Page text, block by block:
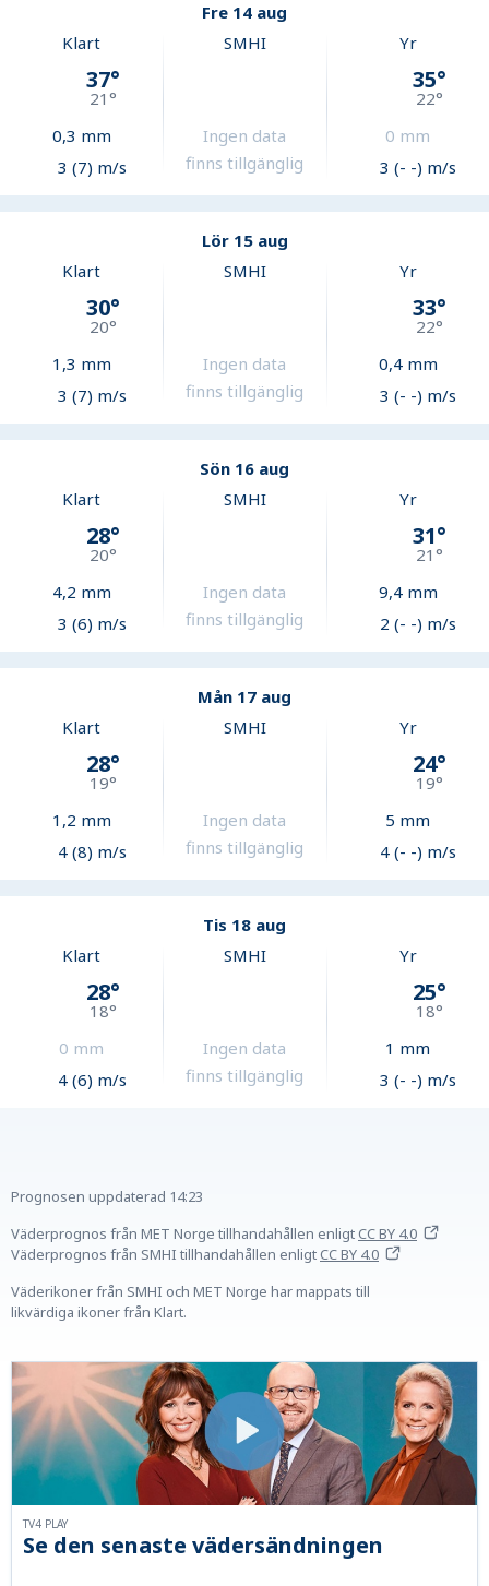
Fre 14 aug
Klart
37°
21°
0,3 mm
3 (7) m/s
SMHI
Ingen data
finns tillgänglig
Yr
35°
22°
0 mm
3 (- -) m/s
Lör 15 aug
Klart
30°
20°
1,3 mm
3 (7) m/s
SMHI
Ingen data
finns tillgänglig
Yr
33°
22°
0,4mm
3 (- -) m/s
Sön 16 aug
Klart
28°
20°
4,2 mm
3 (6) m/s
SMHI
Ingen data
finns tillgänglig
Yr
31°
21°
9,4mm
2 (- -) m/s
Mån 17 aug
Klart
28°
19°
1,2 mm
4 (8) m/s
SMHI
Ingen data
finns tillgänglig
Yr
24°
19°
5 mm
4 (- -) m/s
Tis 18 aug
Klart
28°
18°
0 mm
4 (6) m/s
SMHI
Ingen data
finns tillgänglig
Yr
25°
18°
1 mm
3 (- -) m/s
Prognosen uppdaterad 14:23
Väderprognos från MET Norge tillhandahållen enligtCC BY 4.0
Väderprognos från SMHI tillhandahållen enligtCC BY 4.0
Väderikoner från SMHI och MET Norge har mappats till
likvärdiga ikoner från Klart.
Se den senaste vädersändningen
TV4 PLAY